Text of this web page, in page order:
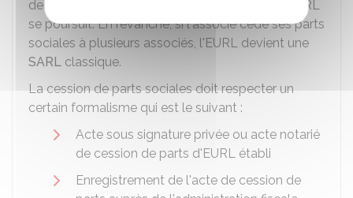
de ses parts sociales à une seule personne, l'EURL
se poursuit. En revanche, si l'associé cède ses parts
sociales à plusieurs associés, l'EURL devient une
SARL classique.
La cession de parts sociales doit respecter un
certain formalisme qui est le suivant :
Acte sous signature privée ou acte notarié
de cession de parts d'EURL établi
Enregistrement de l'acte de cession de